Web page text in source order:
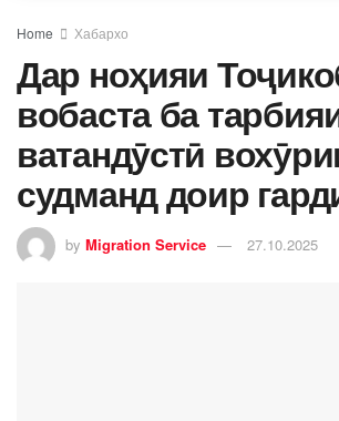
Home Хабархо
Дар ноҳияи
вобаста ба
ватандӯстӣ
судманд доир
by Migration Service 27.10.2025